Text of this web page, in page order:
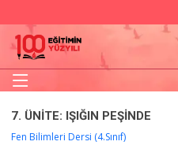
7. ÜNİTE: IŞIĞIN PEŞİNDE
Fen Bilimleri Dersi (4.Sınıf)